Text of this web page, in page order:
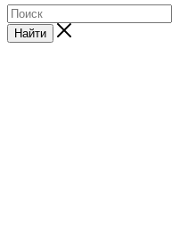
Найти